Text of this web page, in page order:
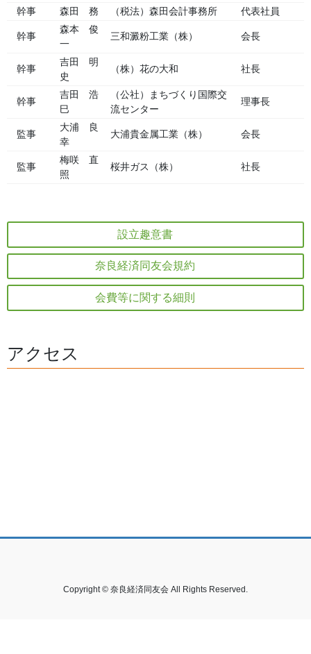
幹事 森田 務 （税法）森田会計事務所 代表社員
幹事
森本 俊
一
三和澱粉工業（株） 会長
幹事
吉田 明
史
（株）花の大和 社長
幹事
吉田 浩
巳
（公社）まちづくり国際交
流センター
理事長
監事
大浦 良
幸
大浦貴金属工業（株） 会長
監事
梅咲 直
照
桜井ガス（株） 社長
設立趣意書
奈良経済同友会規約
会費等に関する細則
アクセス
Copyright © 奈良経済同友会 All Rights Reserved.